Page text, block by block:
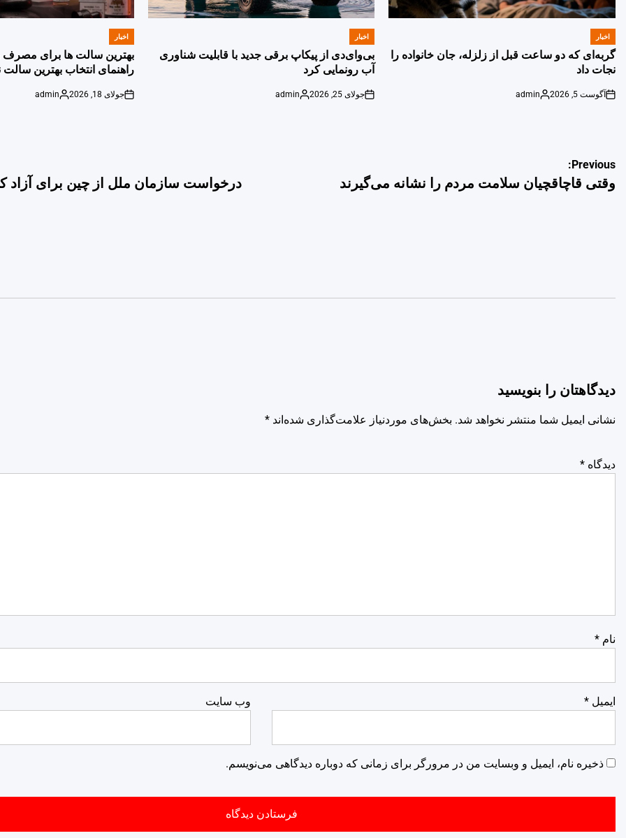
POSTED
IN
اخبار
گربه‌ای که دو ساعت قبل از زلزله، جان خانواده را
نجات داد
on
آگوست 5, 2026
Posted
admin
POSTED
اخبار
بی‌وای‌دی از پیکاپ برقی جدید با قابلیت شناوری
آب رونمایی کرد
on
جولای 25, 2026
Posted
admin
POSTED
اخبار
بهترین سالت ها برای مصرف
راهنمای انتخاب بهترین سالت
on
جولای 18, 2026
Posted
admin
راهبری
نوشته
Previous:
وقتی قاچاقچیان سلامت مردم را نشانه می‌گیرند
درخواست سازمان ملل از چین برای آزاد
دیدگاهتان را بنویسید
نشانی ایمیل شما منتشر نخواهد شد. بخش‌های موردنیاز علامت‌گذاری شده‌اند *
دیدگاه *
نام *
ایمیل * وب‌ سایت
ذخیره نام، ایمیل و وبسایت من در مرورگر برای زمانی که دوباره دیدگاهی می‌نویسم.